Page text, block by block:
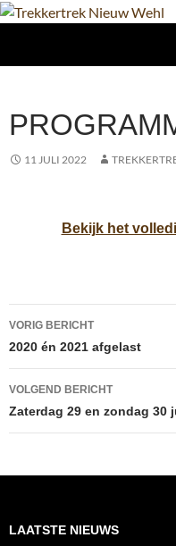
Ga
11 JULI 2022
Bekijk het
Bericht
navigatie
VORIG BERICHT
2020 én 2021 afgelast
VOLGEND BERICHT
Zaterdag 29 en zondag 30
LAATSTE NIEUWS